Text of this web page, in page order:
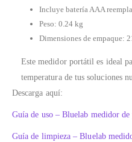
Incluye batería AAA
Peso: 0.24 kg
Dimensiones de empaque:
Este medidor portátil es ideal
temperatura de tus soluciones
Descarga aquí:
Guía de uso – Bluelab medidor
Guía de limpieza – Bluelab